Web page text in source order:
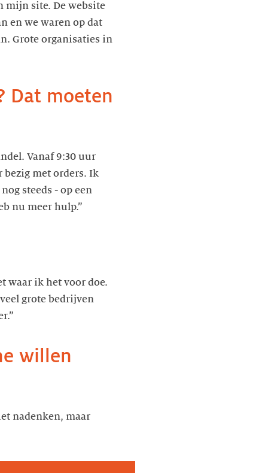
mijn site. De website
en we waren op dat
Grote organisaties in
Dat moeten
Vanaf 9:30 uur
bezig met orders. Ik
steeds - op een
nu meer hulp.”
waar ik het voor doe.
grote bedrijven
willen
nadenken, maar